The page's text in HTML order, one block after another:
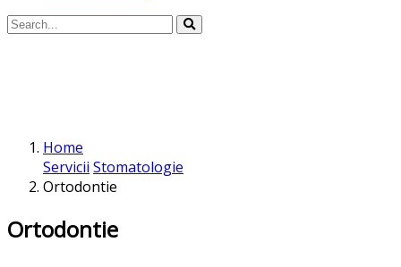
Home
Servicii Stomatologie
Ortodontie
Ortodontie